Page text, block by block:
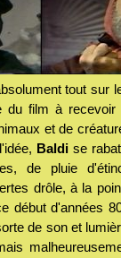
tout sur
du film à
et de
Baldi se
de pluie
drôle, à la
début d'années
de son et